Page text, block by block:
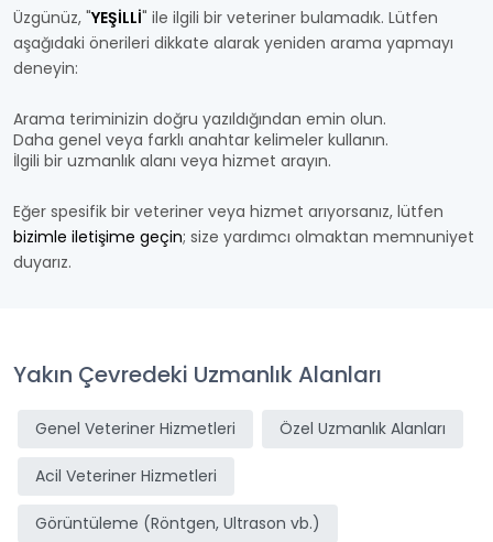
Üzgünüz, "YEŞİLLİ" ile ilgili bir veteriner bulamadık. Lütfen
aşağıdaki önerileri dikkate alarak yeniden arama yapmayı
deneyin:
Arama teriminizin doğru yazıldığından emin olun.
Daha genel veya farklı anahtar kelimeler kullanın.
İlgili bir uzmanlık alanı veya hizmet arayın.
Eğer spesifik bir veteriner veya hizmet arıyorsanız, lütfen
bizimle iletişime geçin; size yardımcı olmaktan memnuniyet
duyarız.
Yakın Çevredeki Uzmanlık Alanları
Genel Veteriner Hizmetleri Özel Uzmanlık Alanları
Acil Veteriner Hizmetleri
Görüntüleme (Röntgen, Ultrason vb.)